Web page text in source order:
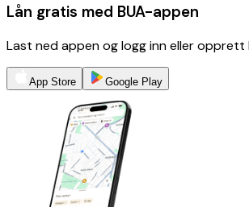
Lån gratis med BUA-appen
Last ned appen og logg inn eller
App Store Google Play